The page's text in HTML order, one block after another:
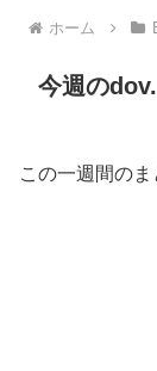
ホーム
今週の
この一週間のま